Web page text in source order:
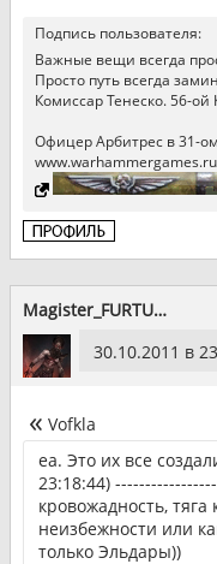
Подпись пользователя:
Важные вещи всегда
Просто путь всегда
Комиссар Тенеско. 56-ой
Офицер Арбитрес в 31-
Magister_FURTUM
30.10.2011 в
Vofkla
еа. Это их все
23:18:44)
кровожадность,
неизбежности или
только Эльдары))